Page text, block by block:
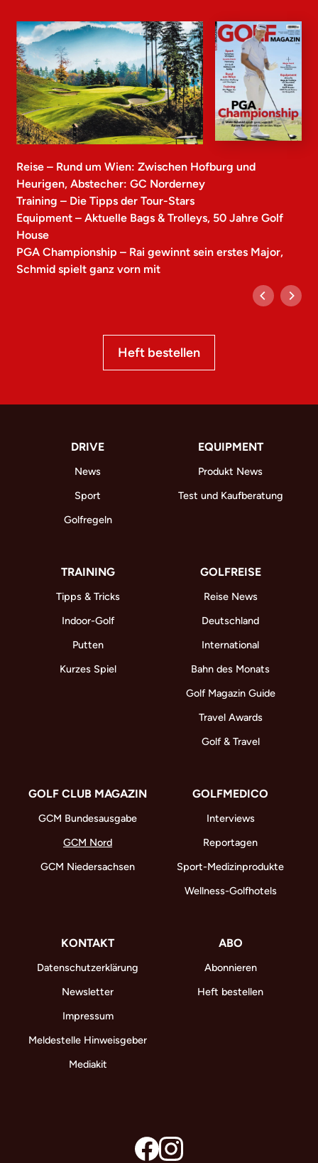
Reise – Rund um Wien: Zwischen Hofburg und
Heurigen, Abstecher: GC Norderney
Training – Die Tipps der Tour-Stars
Equipment – Aktuelle Bags & Trolleys, 50 Jahre Golf
House
PGA Championship – Rai gewinnt sein erstes Major,
Schmid spielt ganz vorn mit
Heft bestellen
DRIVE
News
Sport
Golfregeln
EQUIPMENT
Produkt News
Test und Kaufberatung
TRAINING
Tipps & Tricks
Indoor-Golf
Putten
Kurzes Spiel
GOLFREISE
Reise News
Deutschland
International
Bahn des Monats
Golf Magazin Guide
Travel Awards
Golf & Travel
GOLF CLUB MAGAZIN
GCM Bundesausgabe
GCM Nord
GCM Niedersachsen
GOLFMEDICO
Interviews
Reportagen
Sport-Medizinprodukte
Wellness-Golfhotels
KONTAKT
Datenschutzerklärung
Newsletter
Impressum
Meldestelle Hinweisgeber
Mediakit
ABO
Abonnieren
Heft bestellen